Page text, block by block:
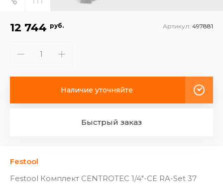
Festool
Festool Комплект CENTROTEC 1/4"-CE RA-Set 37
12 744 руб. Артикул: 497881
Наличие уточняйте
Быстрый заказ